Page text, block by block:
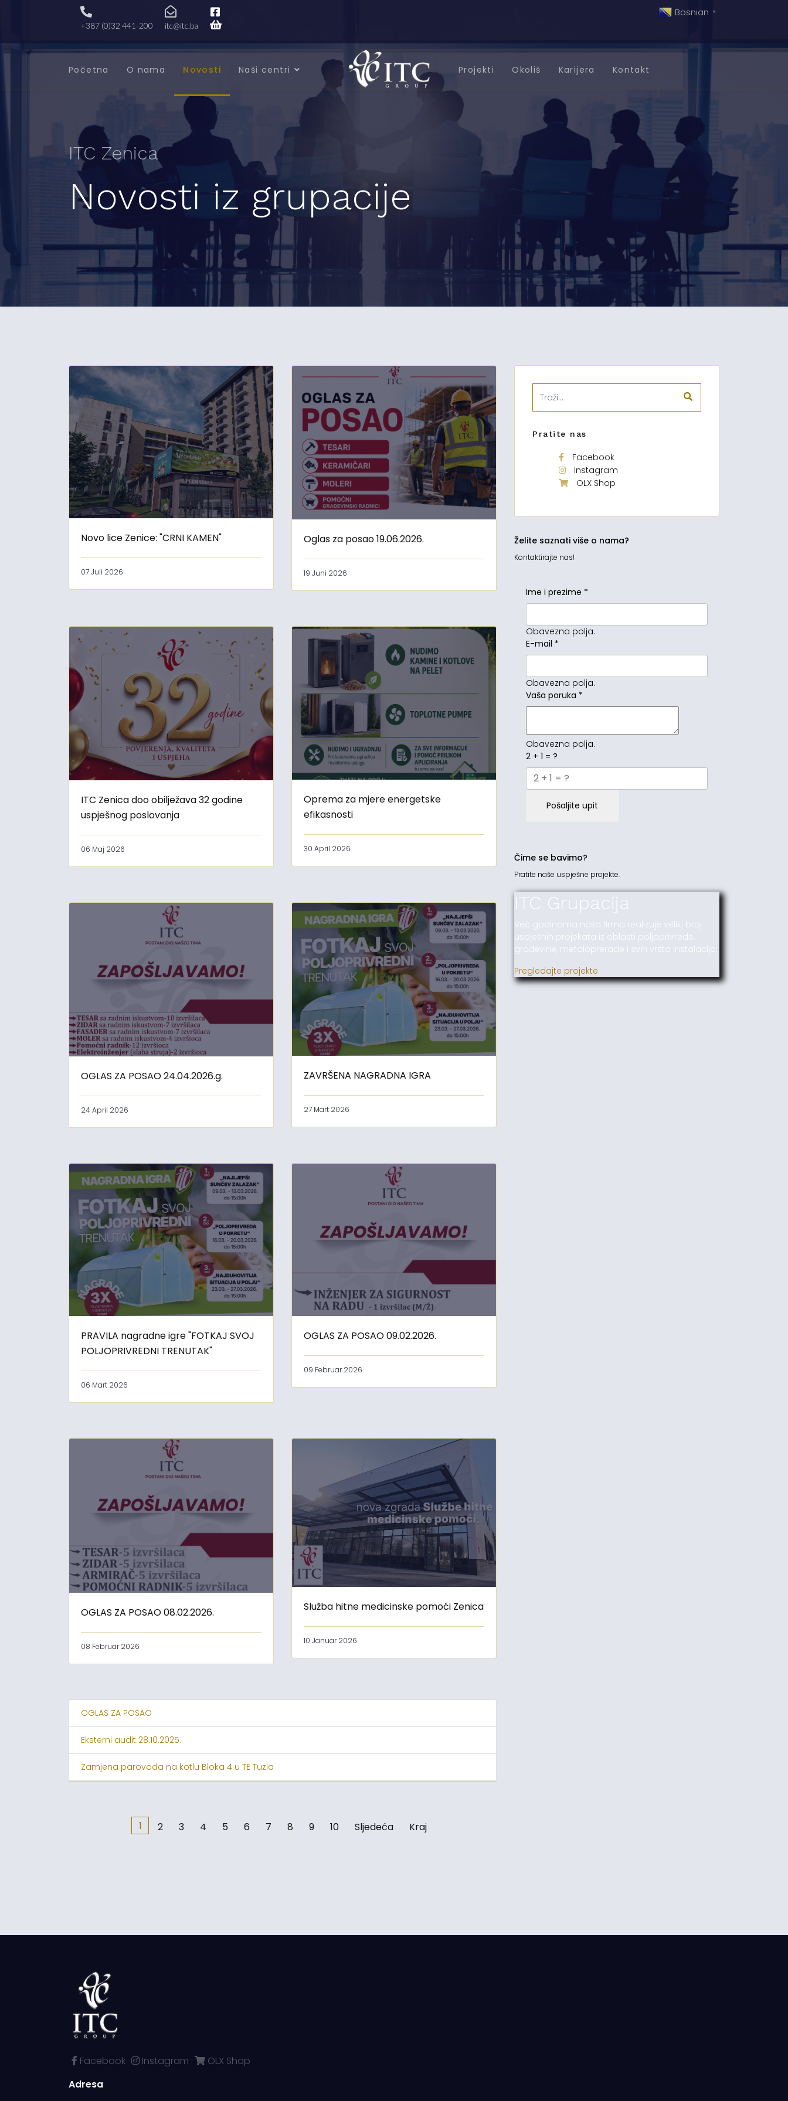
+387 (0)32 441-200 itc@itc.ba
Bosnian ▼
Početna O nama Novosti Naši centri Projekti Okoliš Karijera Kontakt
ITC Zenica
Novosti iz grupacije
Novo lice Zenice: "CRNI KAMEN"
07 Juli 2026
Oglas za posao 19.06.2026.
19 Juni 2026
ITC Zenica doo obilježava 32 godine
uspješnog poslovanja
06 Maj 2026
Oprema za mjere energetske
efikasnosti
30 April 2026
OGLAS ZA POSAO 24.04.2026.g.
24 April 2026
ZAVRŠENA NAGRADNA IGRA
27 Mart 2026
PRAVILA nagradne igre "FOTKAJ SVOJ
POLJOPRIVREDNI TRENUTAK"
06 Mart 2026
OGLAS ZA POSAO 09.02.2026.
09 Februar 2026
OGLAS ZA POSAO 08.02.2026.
08 Februar 2026
Služba hitne medicinske pomoći Zenica
10 Januar 2026
OGLAS ZA POSAO
Eksterni audit 28.10.2025.
Zamjena parovoda na kotlu Bloka 4 u TE Tuzla
1 2 3 4 5 6 7 8 9 10 Sljedeća Kraj
Pratite nas
Facebook
Instagram
OLX Shop
Želite saznati više o nama?
Kontaktirajte nas!
Ime i prezime *
Obavezna polja.
E-mail *
Obavezna polja.
Vaša poruka *
Obavezna polja.
2 + 1 = ?
Pošaljite upit
Čime se bavimo?
Pratite naše uspješne projekte.
ITC Grupacija
Već godinama naša firma realizuje veliki broj
uspješnih projekata iz oblasti poljoprivrede,
građevine, metaloprerade i svih vrsta instalacija.
Pregledajte projekte
Facebook Instagram
OLX Shop
Adresa